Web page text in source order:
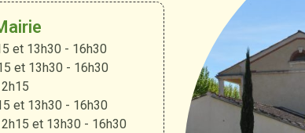
et 13h30 - 16h30
et 13h30 - 16h30
et 13h30 - 16h30
et 13h30 - 16h30